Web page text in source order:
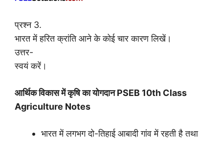
प्रश्न 3.
भारत में हरित क्रांति आने के कोई चार कारण लिखें।
उत्तर-
स्वयं करें।
आर्थिक विकास में कृषि का योगदान PSEB 10th Class
Agriculture Notes
भारत में लगभग दो-तिहाई आबादी गांव में रहती है तथा